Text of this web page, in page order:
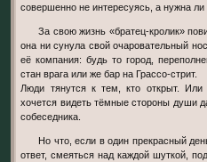
совершенно не интересуясь, а нужна
За свою жизнь «братец-кролик» повидала пол мира, и везде, куда бы
она ни сунула свой очаровательный
её компания: будь то город,
стан врага или же бар на Грассо-стрит.
Люди тянутся к тем, кто открыт.
хочется видеть тёмные стороны души
собеседника.
Но что, если в один прекрасный день ты перестанешь зубоскалить в
ответ, смеяться над каждой шуткой,